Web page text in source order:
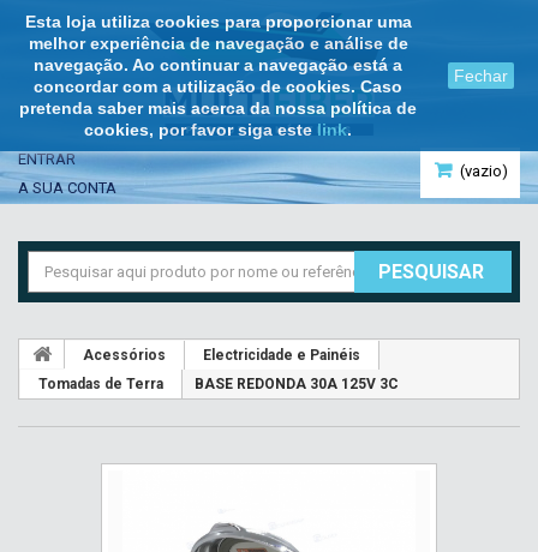
Esta loja utiliza cookies para proporcionar uma
melhor experiência de navegação e análise de
navegação. Ao continuar a navegação está a
concordar com a utilização de cookies. Caso
pretenda saber mais acerca da nossa política de
cookies, por favor siga este link.
Fechar
(vazio)
ENTRAR
A SUA CONTA
PESQUISAR
Acessórios
Electricidade e Painéis
Tomadas de Terra
BASE REDONDA 30A 125V 3C